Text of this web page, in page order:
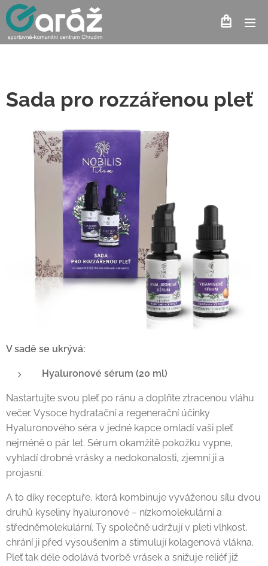
Sada pro rozzářenou pleť
V sadě se ukrývá:
Hyaluronové sérum (20 ml)
Nastartujte svou pleť po ránu a doplňte ztracenou vláhu
večer. Vysoce hydratační a regenerační účinky
Hyaluronového séra v jedné kapce omladí vaši pleť
nejméně o pár let. Sérum okamžitě pokožku vypne,
vyhladí drobné vrásky a nedokonalosti, zjemní ji a
projasní.
A to díky receptuře, která kombinuje vyváženou sílu dvou
druhů kyseliny hyaluronové – nízkomolekulární a
středněmolekulární. Ty společně udržují v pleti vlhkost,
chrání ji před vysoušením a stimulují kolagenová vlákna.
Pleť tak déle odolává tvorbě vrásek a snižuje reliéf již